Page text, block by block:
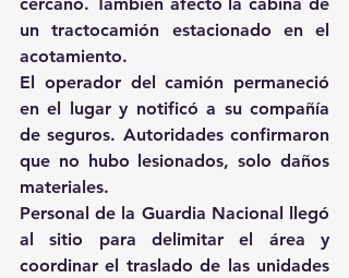
un tractocamión estacionado en el
acotamiento.
El operador del camión permaneció
en el lugar y notificó a su compañía
de seguros. Autoridades confirmaron
que no hubo lesionados, solo daños
materiales.
Personal de la Guardia Nacional llegó
al sitio para delimitar el área y
coordinar el traslado de las unidades